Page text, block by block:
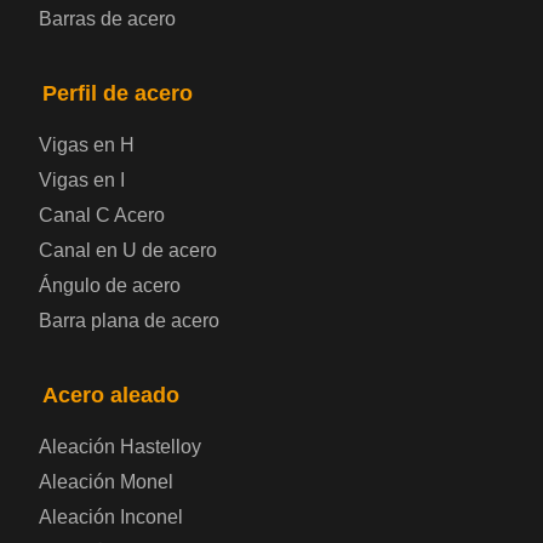
presión
Placa de acero para puentes
Chapa de acero a cuadros
Chapa de acero prelacada
Placa de acero laminado en frío
Placa de acero eléctrica
Placa de acero para cilindros de gas
Barras de acero
Perfil de acero
Vigas en H
Vigas en I
Canal C Acero
Canal en U de acero
Ángulo de acero
Barra plana de acero
Acero aleado
Aleación Hastelloy
Aleación Monel
Aleación Inconel